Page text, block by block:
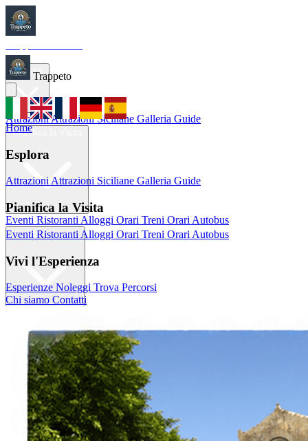
Home
AttrazioniAttrazioni Siciliane Galleria Guide
Eventi Ristoranti Alloggi Orari Treni Orari Autobus
Chi siamoContatti
Italiano English Français
Menu
Trappeto
Home
Esplora
AttrazioniAttrazioni Siciliane Galleria Guide
Pianifica la Visita
Eventi Ristoranti Alloggi Orari Treni Orari Autobus
Vivi l'Esperienza
Esperienze Noleggi Trova Percorsi
Chi siamo Contatti